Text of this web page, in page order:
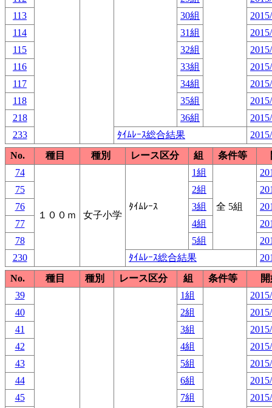
113
30組
114
31組
115
32組
116
33組
117
34組
118
35組
218
36組
233
ﾀｲﾑﾚｰｽ総合結果
No.
種目 種別 レース区分 組 条件等
74
１００ｍ 女子小学
ﾀｲﾑﾚｰｽ
1組
全 5組
75
2組
76
3組
77
4組
78
5組
230
ﾀｲﾑﾚｰｽ総合結果
No.
種目 種別 レース区分 組 条件等
39
1組
40
2組
41
3組
42
4組
43
5組
44
6組
45
7組